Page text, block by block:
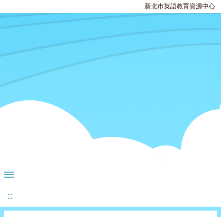
新北市英語教育資源中心
:::